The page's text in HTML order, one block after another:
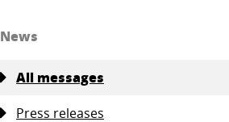
News
All messages
Press releases